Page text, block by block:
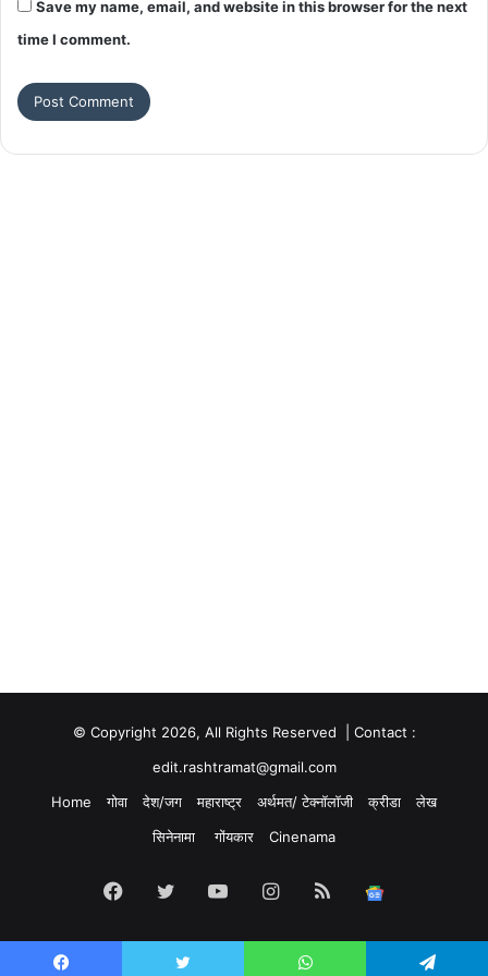
Save my name, email, and website in this browser for the next
time I comment.
© Copyright 2026, All Rights Reserved | Contact :
edit.rashtramat@gmail.com
Home
गोवा देश/जग महाराष्ट्र अर्थमत/ टेक्नॉलॉजी क्रीडा
लेख
सिनेनामा
गोंयकार Cinenama
Facebook
TwitterYouTubeInstagram
RSS
News